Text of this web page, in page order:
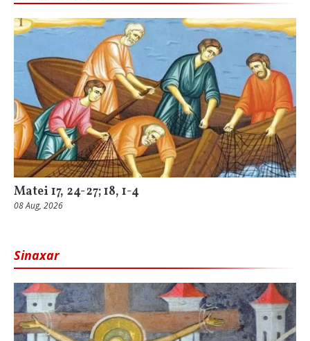
Matei 17, 24-27; 18, 1-4
08 Aug, 2026
Sinaxar